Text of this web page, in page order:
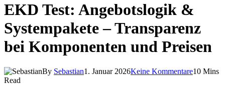
EKD Test: Angebotslogik &
Systempakete – Transparenz
bei Komponenten und Preisen
By Sebastian1. Januar 2026Keine Kommentare10 Mins
Read